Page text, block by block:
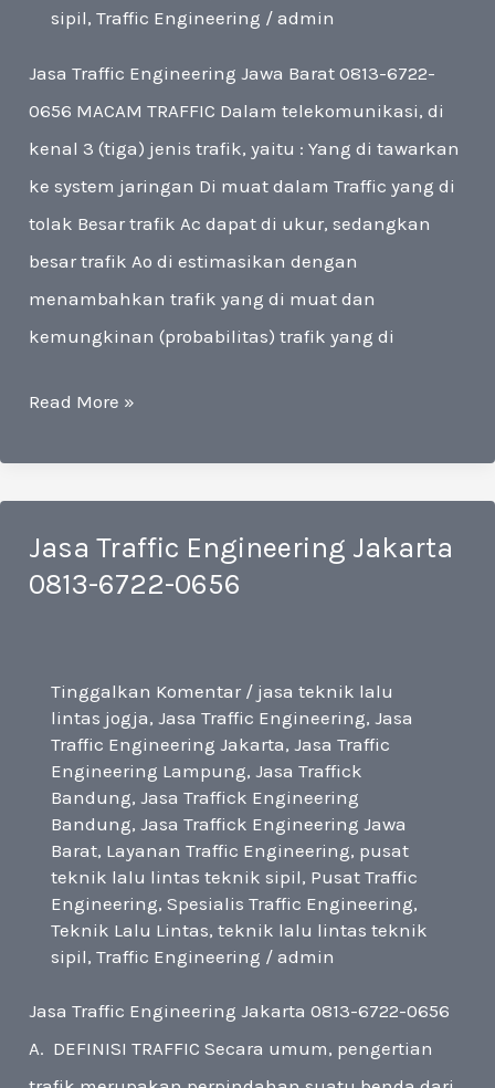
sipil, Traffic Engineering / admin
Jasa Traffic Engineering Jawa Barat 0813-6722-
0656 MACAM TRAFFIC Dalam telekomunikasi, di
kenal 3 (tiga) jenis trafik, yaitu : Yang di tawarkan
ke system jaringan Di muat dalam Traffic yang di
tolak Besar trafik Ac dapat di ukur, sedangkan
besar trafik Ao di estimasikan dengan
menambahkan trafik yang di muat dan
kemungkinan (probabilitas) trafik yang di
Jasa
Barat
0813-
Read More »
Jasa Traffic Engineering Jakarta
0813-6722-0656
Tinggalkan Komentar / jasa teknik lalu
lintas jogja, Jasa Traffic Engineering, Jasa
Traffic Engineering Jakarta, Jasa Traffic
Engineering Lampung, Jasa Traffick
Bandung, Jasa Traffick Engineering
Bandung, Jasa Traffick Engineering Jawa
Barat, Layanan Traffic Engineering, pusat
teknik lalu lintas teknik sipil, Pusat Traffic
Engineering, Spesialis Traffic Engineering,
Teknik Lalu Lintas, teknik lalu lintas teknik
sipil, Traffic Engineering / admin
Jasa Traffic Engineering Jakarta 0813-6722-0656
A. DEFINISI TRAFFIC Secara umum, pengertian